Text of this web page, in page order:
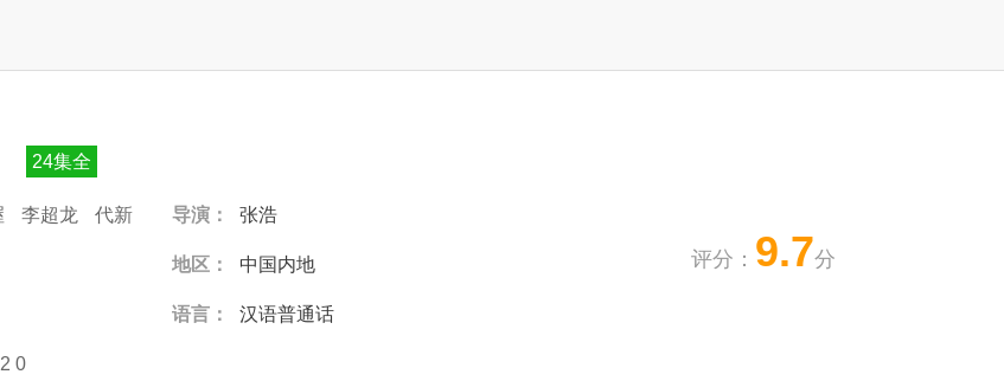
评分： 9.7分
24集全
李超龙 代新 导演： 张浩
地区： 中国内地
语言： 汉语普通话
2 0